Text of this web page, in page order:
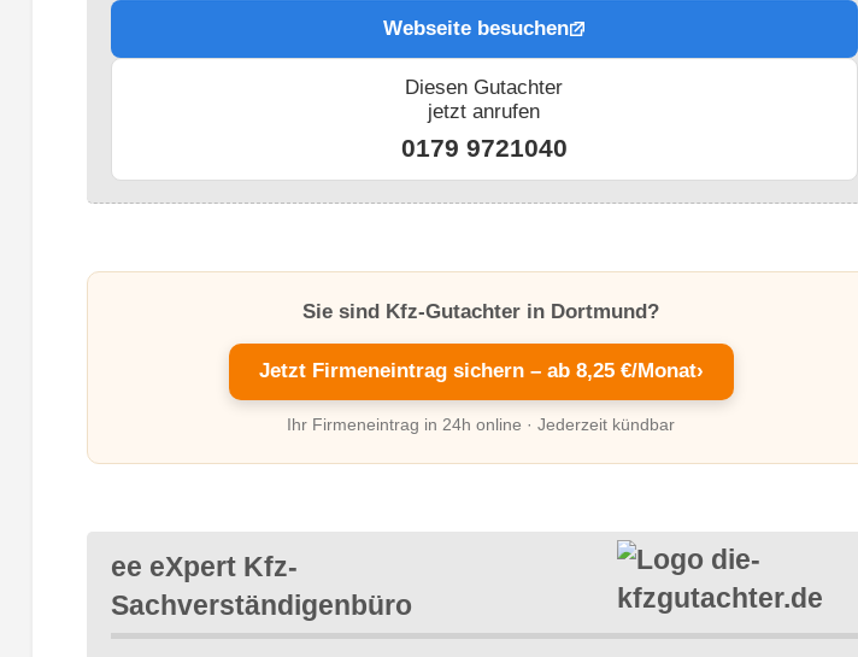
Webseite besuchen
Diesen Gutachter
jetzt anrufen
0179 9721040
Sie sind Kfz-Gutachter in Dortmund?
Jetzt Firmeneintrag sichern – ab 8,25 €/Monat›
Ihr Firmeneintrag in 24h online · Jederzeit kündbar
ee eXpert Kfz-
Sachverständigenbüro